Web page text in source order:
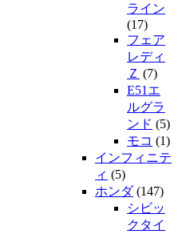
ライン
(17)
フェア
レディ
Ｚ (7)
E51エ
ルグラ
ンド (5)
モコ (1)
インフィニテ
ィ (5)
ホンダ(147)
シビッ
クタイ